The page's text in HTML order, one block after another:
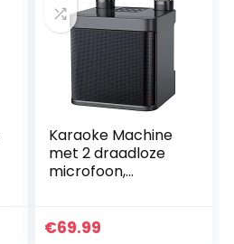
Karaoke Machine
met 2 draadloze
microfoon,
Bluetooth PA-
€69.99